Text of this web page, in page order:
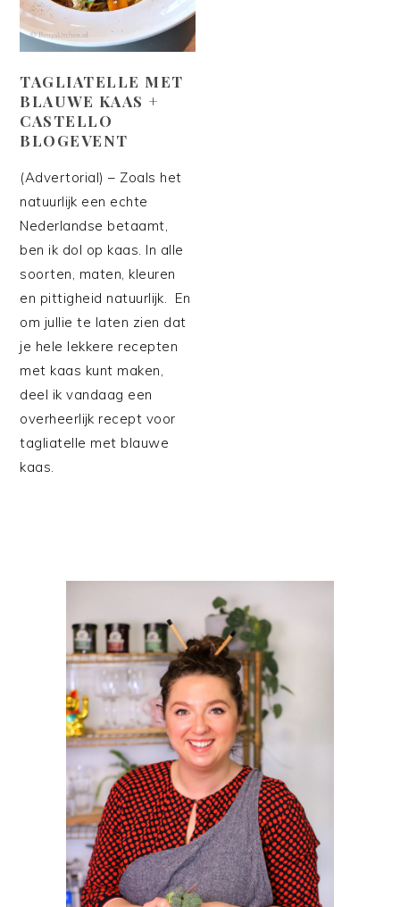
TAGLIATELLE MET
BLAUWE KAAS +
CASTELLO
BLOGEVENT
(Advertorial) – Zoals het
natuurlijk een echte
Nederlandse betaamt,
ben ik dol op kaas. In alle
soorten, maten, kleuren
en pittigheid natuurlijk. En
om jullie te laten zien dat
je hele lekkere recepten
met kaas kunt maken,
deel ik vandaag een
overheerlijk recept voor
tagliatelle met blauwe
kaas.